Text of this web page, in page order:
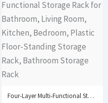
Four-Layer Multi-Functional Storage Rack for Bathroom, Living Room,...